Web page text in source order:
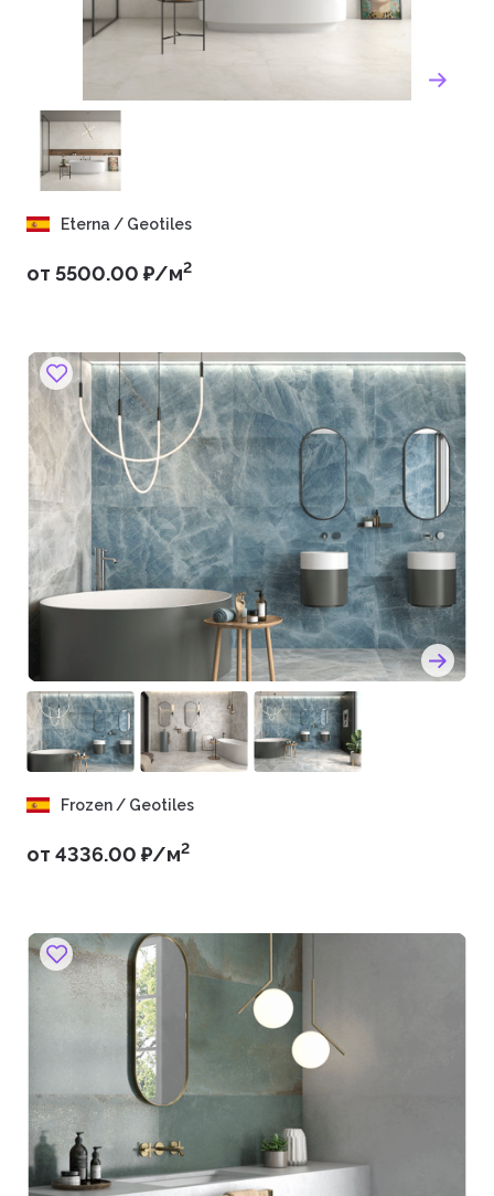
Eterna / Geotiles
от 5500.00 ₽/м2
Frozen / Geotiles
от 4336.00 ₽/м2